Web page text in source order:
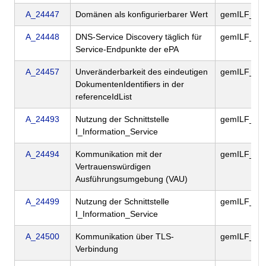
A_24447 Domänen als konfigurierbarer Wert
A_24448
DNS-Service Discovery täglich für
Service-Endpunkte der ePA
A_24457
Unveränderbarkeit des eindeutigen
DokumentenIdentifiers in der
referenceIdList
A_24493
Nutzung der Schnittstelle
I_Information_Service
A_24494
Kommunikation mit der
Vertrauenswürdigen
Ausführungsumgebung (VAU)
A_24499
Nutzung der Schnittstelle
I_Information_Service
A_24500
Kommunikation über TLS-
Verbindung